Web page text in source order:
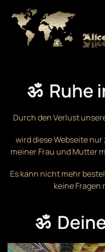
Zum Hauptinhalt
ॐ Ruhe
Durch den Verlust
wird diese Webseite
meiner Frau und Mutter
Es kann nicht mehr
keine
ॐ